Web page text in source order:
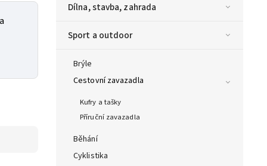
Dílna, stavba, zahrada
Sport a outdoor
Brýle
Cestovní zavazadla
Kufry a tašky
Příruční zavazadla
Běhání
Cyklistika